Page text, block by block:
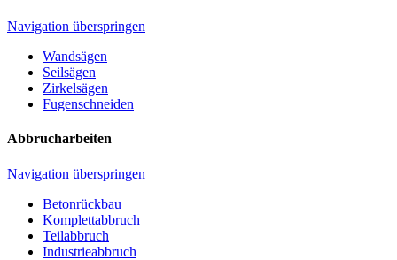
Navigation überspringen
Wandsägen
Seilsägen
Zirkelsägen
Fugenschneiden
Abbrucharbeiten
Navigation überspringen
Betonrückbau
Komplettabbruch
Teilabbruch
Industrieabbruch